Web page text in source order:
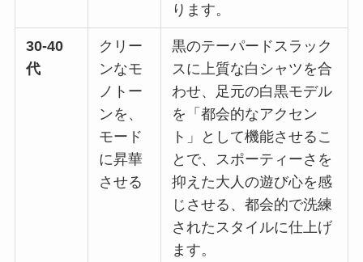
ります。
30-40
代
クリー
ンなモ
ノトー
ンを、
モード
に昇華
させる
黒のテーパードスラック
スに上質な白シャツを合
わせ、足元の白黒モデル
を「都会的なアクセン
ト」として機能させるこ
とで、スポーティーさを
抑えた大人の遊び心を感
じさせる、都会的で洗練
されたスタイルに仕上げ
ます。